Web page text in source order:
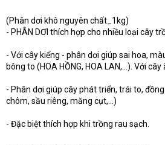
(Phân dơi khô nguyên chất_1kg)
- PHÂN DƠI thích hợp cho nhiều loại cây
- Với cây kiểng - phân dơi giúp sai hoa,
bông to (HOA HỒNG, HOA LAN,...). Với cây
- Phân dơi giúp cây phát triển, trái to,
chôm, sầu riêng, măng cụt,...)
- Đặc biệt thích hợp khi trồng rau sạch.